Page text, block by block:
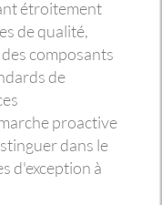
étroitement
de qualité,
composants
de
proactive
dans le
d'exception à